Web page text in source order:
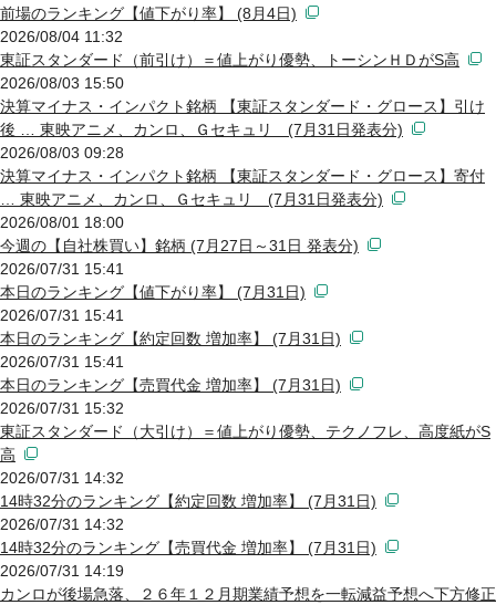
前場のランキング【値下がり率】 (8月4日)
2026/08/04 11:32
東証スタンダード（前引け）＝値上がり優勢、トーシンＨＤがS高
2026/08/03 15:50
決算マイナス・インパクト銘柄 【東証スタンダード・グロース】引け
後 … 東映アニメ、カンロ、Ｇセキュリ (7月31日発表分)
2026/08/03 09:28
決算マイナス・インパクト銘柄 【東証スタンダード・グロース】寄付
… 東映アニメ、カンロ、Ｇセキュリ (7月31日発表分)
2026/08/01 18:00
今週の【自社株買い】銘柄 (7月27日～31日 発表分)
2026/07/31 15:41
本日のランキング【値下がり率】 (7月31日)
2026/07/31 15:41
本日のランキング【約定回数 増加率】 (7月31日)
2026/07/31 15:41
本日のランキング【売買代金 増加率】 (7月31日)
2026/07/31 15:32
東証スタンダード（大引け）＝値上がり優勢、テクノフレ、高度紙がS
高
2026/07/31 14:32
14時32分のランキング【約定回数 増加率】 (7月31日)
2026/07/31 14:32
14時32分のランキング【売買代金 増加率】 (7月31日)
2026/07/31 14:19
カンロが後場急落、２６年１２月期業績予想を一転減益予想へ下方修正